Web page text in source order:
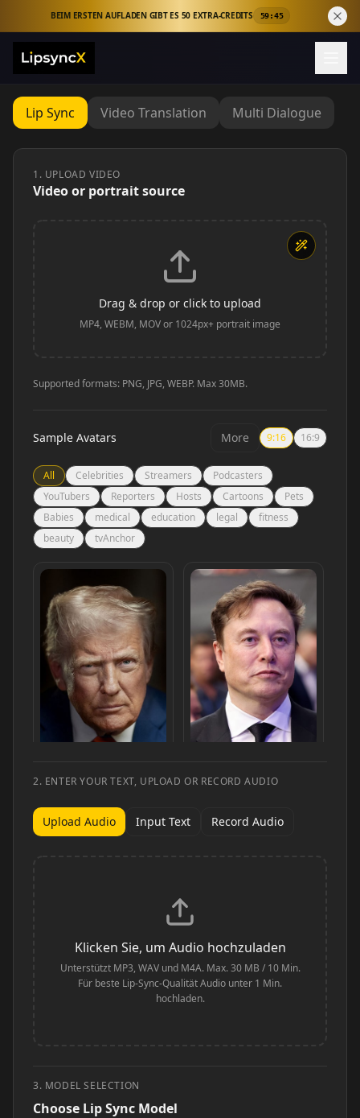
BEIM ERSTEN AUFLADEN GIBT ES 50 EXTRA-CREDITS 59:44
Lipsync Studio für KI-Lippensynchronisationsvideos
Lip Sync Video Translation Multi Dialogue
1. UPLOAD VIDEO
Video or portrait source
Drag & drop or click to upload
MP4, WEBM, MOV or 1024px+ portrait image
Supported formats: PNG, JPG, WEBP. Max 30MB.
Sample Avatars More 9:16 16:9
All Celebrities Streamers
Podcasters
YouTubers
Reporters Hosts Cartoons
Pets
Babies
medical education legal
fitness
beauty
tvAnchor
Donald Trump
2. ENTER YOUR TEXT, UPLOAD OR RECORD AUDIO
Upload Audio Input Text Record Audio
Klicken Sie, um Audio hochzuladen
Unterstützt MP3, WAV und M4A. Max. 30 MB / 10 Min.
Für beste Lip-Sync-Qualität Audio unter 1 Min.
hochladen.
3. MODEL SELECTION
Choose Lip Sync Model